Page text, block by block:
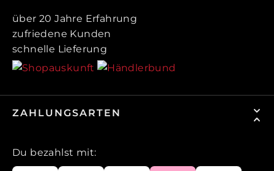
über 20 Jahre Erfahrung
zufriedene Kunden
schnelle Lieferung
ZAHLUNGSARTEN
Du bezahlst mit: